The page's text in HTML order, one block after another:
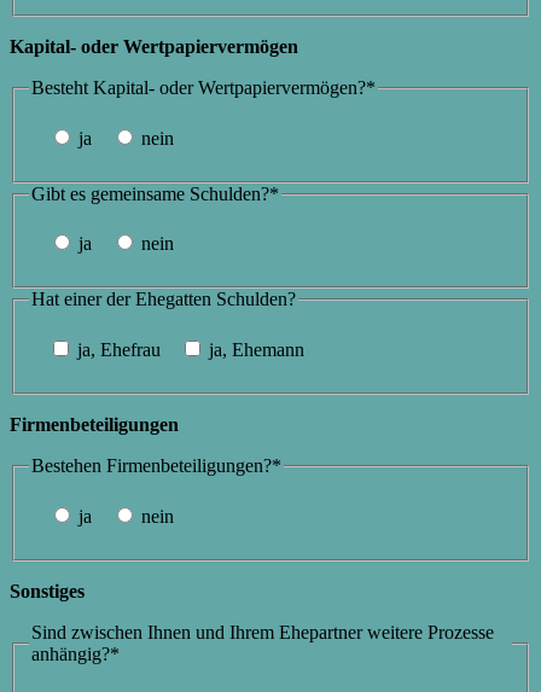
Kapital- oder Wertpapiervermögen
Besteht Kapital- oder Wertpapiervermögen?*
ja nein
Gibt es gemeinsame Schulden?*
ja nein
Hat einer der Ehegatten Schulden?
ja, Ehefrau ja, Ehemann
Firmenbeteiligungen
Bestehen Firmenbeteiligungen?*
ja nein
Sonstiges
Sind zwischen Ihnen und Ihrem Ehepartner weitere Prozesse
anhängig?*